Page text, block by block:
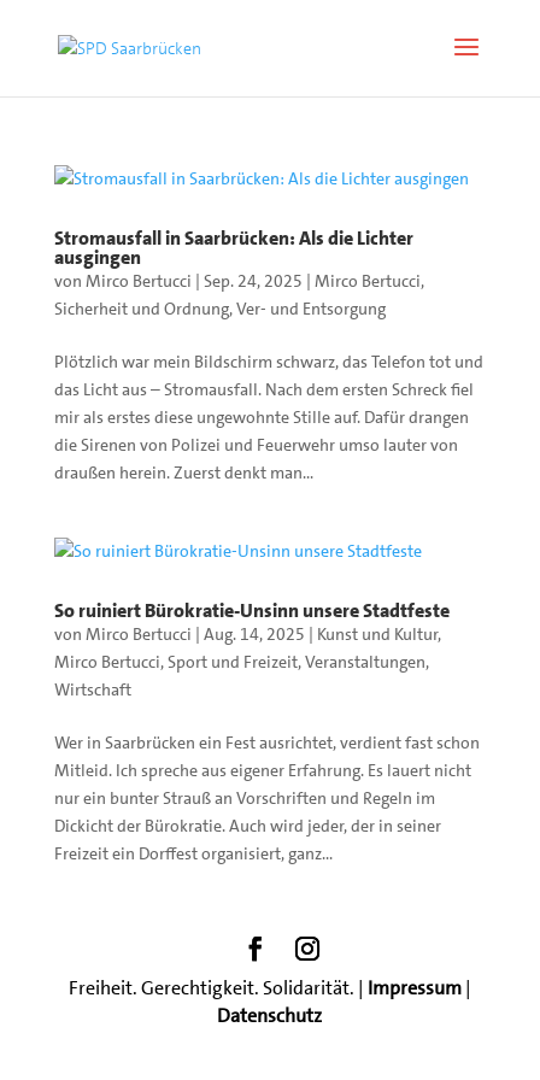
Stromausfall in Saarbrücken: Als die Lichter
ausgingen
von Mirco Bertucci | Sep. 24, 2025 | Mirco Bertucci,
Sicherheit und Ordnung,Ver- und Entsorgung
Plötzlich war mein Bildschirm schwarz, das Telefon tot und
das Licht aus – Stromausfall. Nach dem ersten Schreck fiel
mir als erstes diese ungewohnte Stille auf. Dafür drangen
die Sirenen von Polizei und Feuerwehr umso lauter von
draußen herein. Zuerst denkt man...
So ruiniert Bürokratie-Unsinn unsere Stadtfeste
von Mirco Bertucci | Aug. 14, 2025 | Kunst und Kultur,
Mirco Bertucci,Sport und Freizeit,Veranstaltungen,
Wirtschaft
Wer in Saarbrücken ein Fest ausrichtet, verdient fast schon
Mitleid. Ich spreche aus eigener Erfahrung. Es lauert nicht
nur ein bunter Strauß an Vorschriften und Regeln im
Dickicht der Bürokratie. Auch wird jeder, der in seiner
Freizeit ein Dorffest organisiert, ganz...
Freiheit. Gerechtigkeit. Solidarität. | Impressum|
Datenschutz